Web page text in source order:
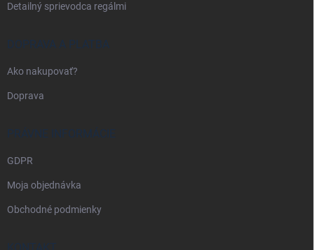
Detailný sprievodca regálmi
DOPRAVA A PLATBA
Ako nakupovať?
Doprava
PRÁVNE INFORMÁCIE
GDPR
Moja objednávka
Obchodné podmienky